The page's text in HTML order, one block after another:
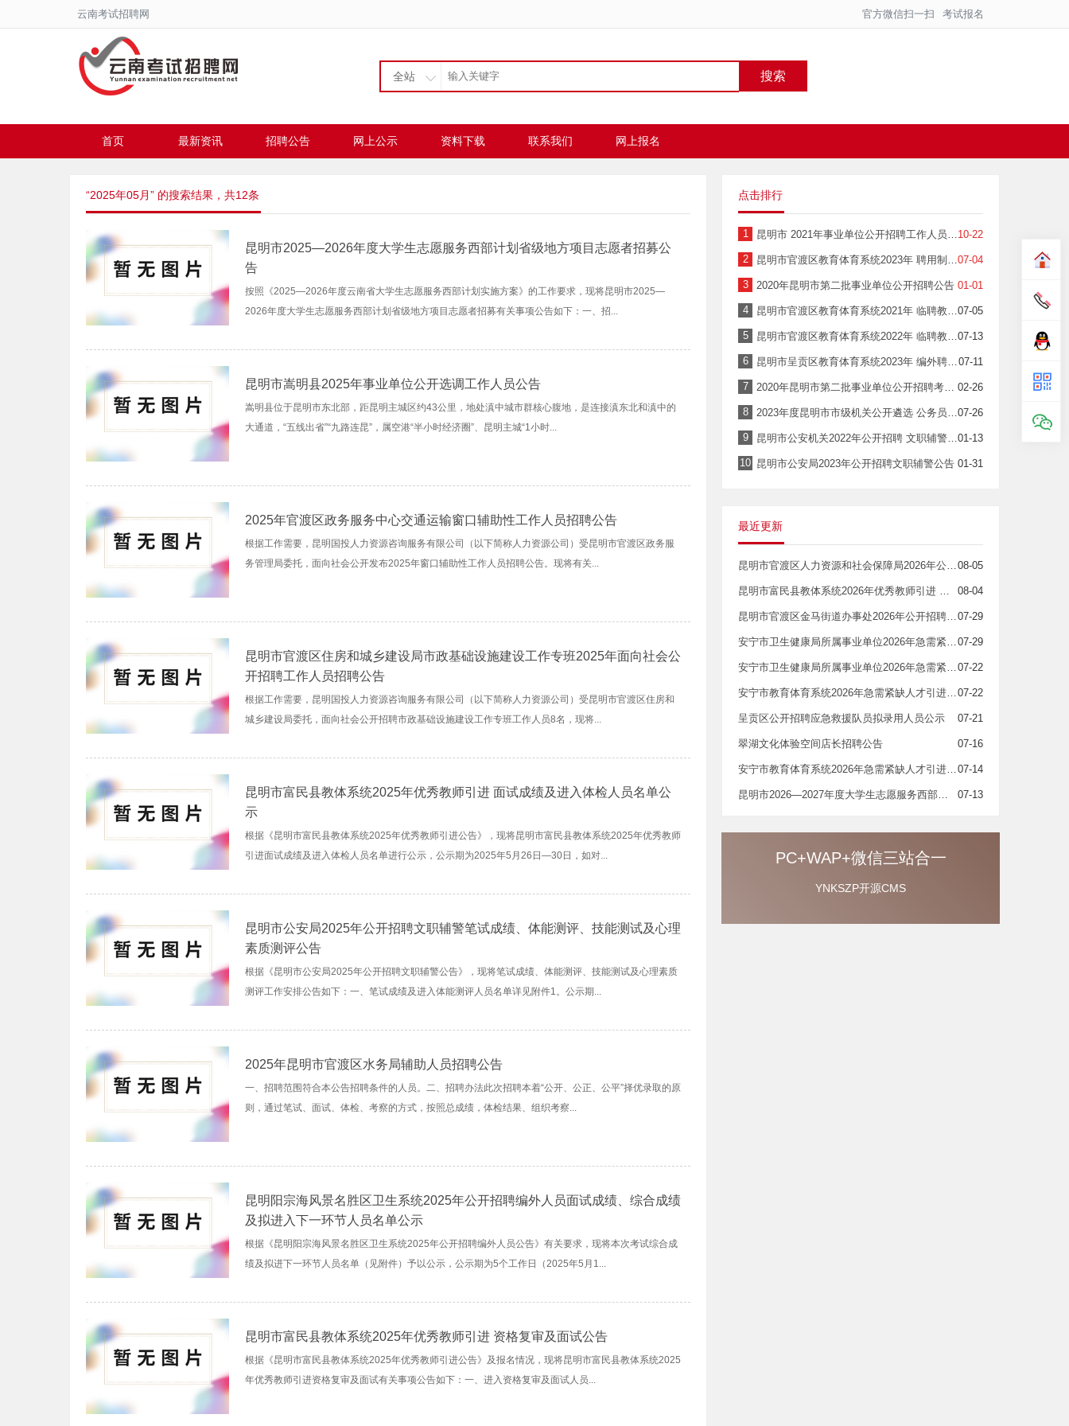
考试报名
官方微信扫一扫
云南考试招聘网
全站 搜索
首页 最新资讯 招聘公告 网上公示 资料下载 联系我们 网上报名
“2025年05月” 的搜索结果，共12条
昆明市2025—2026年度大学生志愿服务西部计划省级地方项目志愿者招募公
告
按照《2025—2026年度云南省大学生志愿服务西部计划实施方案》的工作要求，现将昆明市2025—
2026年度大学生志愿服务西部计划省级地方项目志愿者招募有关事项公告如下：一、招...
昆明市嵩明县2025年事业单位公开选调工作人员公告
嵩明县位于昆明市东北部，距昆明主城区约43公里，地处滇中城市群核心腹地，是连接滇东北和滇中的
大通道，“五线出省”“九路连昆”，属空港“半小时经济圈”、昆明主城“1小时...
2025年官渡区政务服务中心交通运输窗口辅助性工作人员招聘公告
根据工作需要，昆明国投人力资源咨询服务有限公司（以下简称人力资源公司）受昆明市官渡区政务服
务管理局委托，面向社会公开发布2025年窗口辅助性工作人员招聘公告。现将有关...
昆明市官渡区住房和城乡建设局市政基础设施建设工作专班2025年面向社会公
开招聘工作人员招聘公告
根据工作需要，昆明国投人力资源咨询服务有限公司（以下简称人力资源公司）受昆明市官渡区住房和
城乡建设局委托，面向社会公开招聘市政基础设施建设工作专班工作人员8名，现将...
昆明市富民县教体系统2025年优秀教师引进 面试成绩及进入体检人员名单公
示
根据《昆明市富民县教体系统2025年优秀教师引进公告》，现将昆明市富民县教体系统2025年优秀教师
引进面试成绩及进入体检人员名单进行公示，公示期为2025年5月26日—30日，如对...
昆明市公安局2025年公开招聘文职辅警笔试成绩、体能测评、技能测试及心理
素质测评公告
根据《昆明市公安局2025年公开招聘文职辅警公告》，现将笔试成绩、体能测评、技能测试及心理素质
测评工作安排公告如下：一、笔试成绩及进入体能测评人员名单详见附件1。公示期...
2025年昆明市官渡区水务局辅助人员招聘公告
一、招聘范围符合本公告招聘条件的人员。二、招聘办法此次招聘本着“公开、公正、公平”择优录取的原
则，通过笔试、面试、体检、考察的方式，按照总成绩，体检结果、组织考察...
昆明阳宗海风景名胜区卫生系统2025年公开招聘编外人员面试成绩、综合成绩
及拟进入下一环节人员名单公示
根据《昆明阳宗海风景名胜区卫生系统2025年公开招聘编外人员公告》有关要求，现将本次考试综合成
绩及拟进下一环节人员名单（见附件）予以公示，公示期为5个工作日（2025年5月1...
昆明市富民县教体系统2025年优秀教师引进 资格复审及面试公告
根据《昆明市富民县教体系统2025年优秀教师引进公告》及报名情况，现将昆明市富民县教体系统2025
年优秀教师引进资格复审及面试有关事项公告如下：一、进入资格复审及面试人员...
点击排行
1 10-22
昆明市 2021年事业单位公开招聘工作人员公告
2 07-04
昆明市官渡区教育体育系统2023年 聘用制教师公开招聘公告
3 01-01
2020年昆明市第二批事业单位公开招聘公告
4 07-05
昆明市官渡区教育体育系统2021年 临聘教师公开招聘公告
5 07-13
昆明市官渡区教育体育系统2022年 临聘教师公开招聘公告
6 07-11
昆明市呈贡区教育体育系统2023年 编外聘用制教师公开招聘公告
7 02-26
2020年昆明市第二批事业单位公开招聘考试笔试公告
8 07-26
2023年度昆明市市级机关公开遴选 公务员公告
9 01-13
昆明市公安机关2022年公开招聘 文职辅警公告
10 01-31
昆明市公安局2023年公开招聘文职辅警公告
最近更新
08-05
昆明市官渡区人力资源和社会保障局2026年公开招聘劳务派遣人员公告
08-04
昆明市富民县教体系统2026年优秀教师引进 拟引进人员公示
07-29
昆明市官渡区金马街道办事处2026年公开招聘街道编外人员公告
07-29
安宁市卫生健康局所属事业单位2026年急需紧缺人才引进部分免笔试岗位加试笔试公告
07-22
安宁市卫生健康局所属事业单位2026年急需紧缺人才引进部分岗位取消、降低开考比例和加试笔试公告
07-22
安宁市教育体育系统2026年急需紧缺人才引进笔试成绩公示
07-21
呈贡区公开招聘应急救援队员拟录用人员公示
07-16
翠湖文化体验空间店长招聘公告
07-14
安宁市教育体育系统2026年急需紧缺人才引进部分岗位取消公告
07-13
昆明市2026—2027年度大学生志愿服务西部计划省级地方项目志愿者拟录用人员 名单公示
PC+WAP+微信三站合一
YNKSZP开源CMS